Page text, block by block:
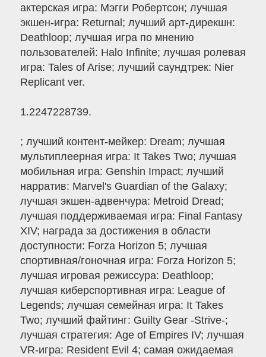
актерская игра: Мэгги Робертсон; лучшая
экшен-игра: Returnal; лучший арт-дирекшн:
Deathloop; лучшая игра по мнению
пользователей: Halo Infinite; лучшая ролевая
игра: Tales of Arise; лучший саундтрек: Nier
Replicant ver.
1.2247228739.
; лучший контент-мейкер: Dream; лучшая
мультиплеерная игра: It Takes Two; лучшая
мобильная игра: Genshin Impact; лучший
нарратив: Marvel's Guardian of the Galaxy;
лучшая экшен-адвенчура: Metroid Dread;
лучшая поддерживаемая игра: Final Fantasy
XIV; награда за достижения в области
доступности: Forza Horizon 5; лучшая
спортивная/гоночная игра: Forza Horizon 5;
лучшая игровая режиссура: Deathloop;
лучшая киберспортивная игра: League of
Legends; лучшая семейная игра: It Takes
Two; лучший файтинг: Guilty Gear -Strive-;
лучшая стратегия: Age of Empires IV; лучшая
VR-игра: Resident Evil 4; самая ожидаемая